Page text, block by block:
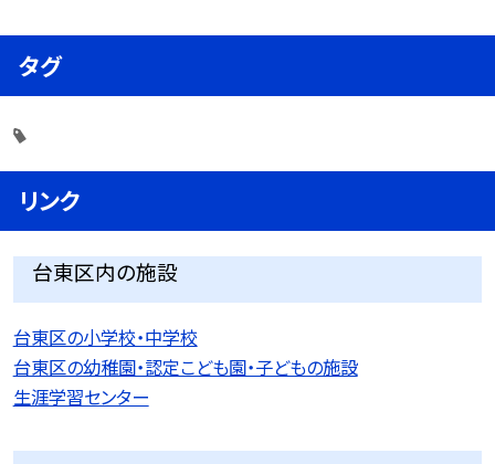
タグ
リンク
台東区内の施設
台東区の小学校・中学校
台東区の幼稚園・認定こども園・子どもの施設
生涯学習センター